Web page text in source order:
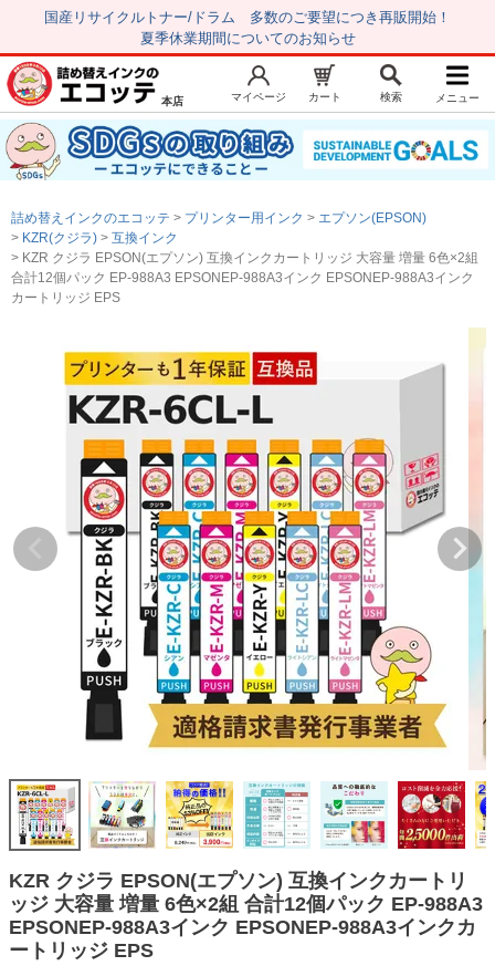
国産リサイクルトナー/ドラム 多数のご要望につき再販開始！
夏季休業期間についてのお知らせ
新規会員登録 マイページ
トップページ お気に入り
注文履歴 レビュー履歴
はじめての方へ
初心者用セット
キャノンインク
エプソンインク
ブラザーインク
詰め替えインク
互換インクボトル
互換インクカートリッジ
再生インクカートリッジ
記事を探す
お客様の声
お店の紹介
ご利用ガイド
よくある質問
お問い合わせ
会員専用商品
説明書ダウンロード
本店 マイページ カート 検索 メニュー
詰め替えインクのエコッテ プリンター用インク
エプソン(EPSON)
KZR(クジラ)
互換インク
KZR クジラ EPSON(エプソン) 互換インクカートリッジ 大容量 増量 6色×2組
合計12個パック EP-988A3 EPSONEP-988A3インク EPSONEP-988A3インク
カートリッジ EPS
KZR クジラ EPSON(エプソン) 互換インクカートリ
ッジ 大容量 増量 6色×2組 合計12個パック EP-988A3
EPSONEP-988A3インク EPSONEP-988A3インクカ
ートリッジ EPS